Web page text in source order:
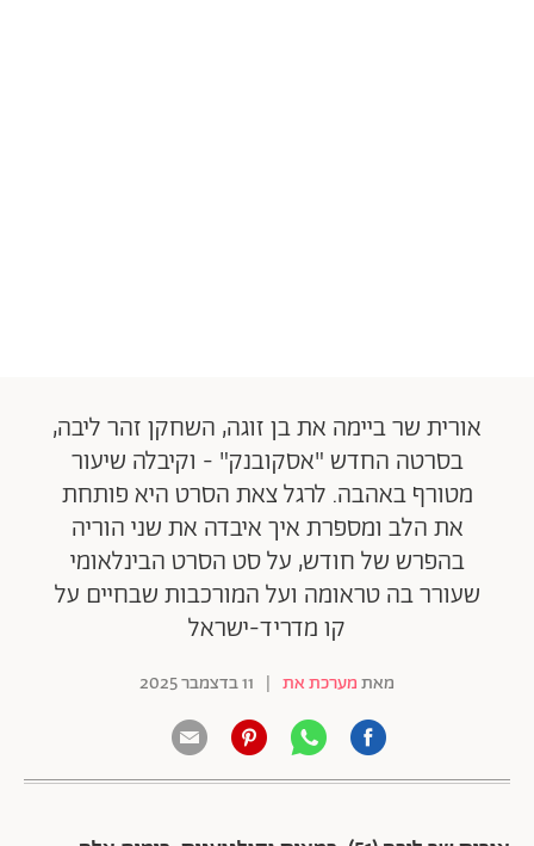
אורית שר ביימה את בן זוגה, השחקן זהר ליבה,
בסרטה החדש "אסקובנק" - וקיבלה שיעור
מטורף באהבה. לרגל צאת הסרט היא פותחת
את הלב ומספרת איך איבדה את שני הוריה
בהפרש של חודש, על סט הסרט הבינלאומי
שעורר בה טראומה ועל המורכבות שבחיים על
קו מדריד-ישראל
מאתמערכת את | 11 בדצמבר 2025